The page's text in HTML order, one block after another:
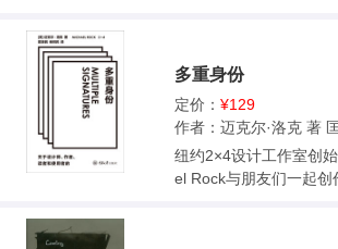
风格成为了媒体们的关
设计师的帮助下，时尚
族管理的小规模企业迅
超过2800亿美元国际化
逼着时装设计师直面与
后期限。对两人来说，
外，从配饰到香水到外
典的绅士着装搭配进行
二，“历史”。时尚总是
来的发展，导致男装的
变革，从华丽的宫廷服
多重身份
定价： ¥129
作者：迈克尔·洛克 著
纽约2×4设计工作室创
el Rock与朋友们一起创